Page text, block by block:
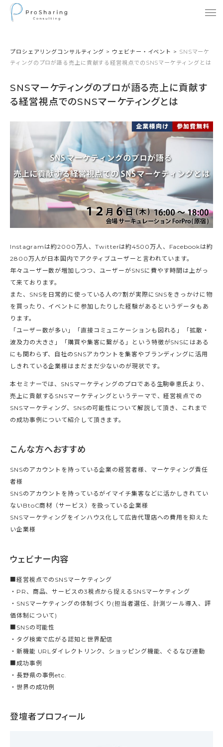
プロシェアリングコンサルティング > ウェビナー・イベント > SNSマーケ
ティングのプロが語る売上に貢献する経営視点でのSNSマーケティングとは
SNSマーケティングのプロが語る売上に貢献す
る経営視点でのSNSマーケティングとは
Instagramは約2000万人、Twitterは約4500万人、Facebookは約
2800万人が日本国内でアクティブユーザーと言われています。
年々ユーザー数が増加しつつ、ユーザーがSNSに費やす時間は上がっ
て来ております。
また、SNSを日常的に使っている人の7割が実際にSNSをきっかけに物
を買ったり、イベントに参加したりした経験があるというデータもあ
ります。
「ユーザー数が多い」「直接コミュニケーションも図れる」「拡散・
波及力の大きさ」「購買や集客に繋がる」という特徴がSNSにはある
にも関わらず、自社のSNSアカウントを集客やブランディングに活用
しきれている企業様はまだまだ少ないのが現状です。
本セミナーでは、SNSマーケティングのプロである生駒幸恵氏より、
売上に貢献するSNSマーケティングというテーマで、経営視点での
SNSマーケティング、SNSの可能性について解説して頂き、これまで
の成功事例について紹介して頂きます。
こんな方へおすすめ
SNSのアカウントを持っている企業の経営者様、マーケティング責任
者様
SNSのアカウントを持っているがイマイチ集客などに活かしきれてい
ないBtoC商材（サービス）を扱っている企業様
SNSマーケティングをインハウス化して広告代理店への費用を抑えた
い企業様
ウェビナー内容
■経営視点でのSNSマーケティング
・PR、商品、サービスの3視点から捉えるSNSマーケティング
・SNSマーケティングの体制づくり(担当者選任、計測ツール導入、評
価体制について)
■SNSの可能性
・タグ検索で広がる認知と世界配信
・新機能 URLダイレクトリンク、ショッピング機能、ぐるなび連動
■成功事例
・長野県の事例etc.
・世界の成功例
登壇者プロフィール